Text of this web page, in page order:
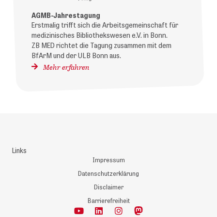
AGMB-Jahrestagung
Erstmalig trifft sich die Arbeitsgemeinschaft für
medizinisches Bibliothekswesen e.V. in Bonn.
ZB MED richtet die Tagung zusammen mit dem
BfArM und der ULB Bonn aus.
Mehr erfahren
Links
Impressum
Datenschutzerklärung
Disclaimer
Barrierefreiheit
Y
L
I